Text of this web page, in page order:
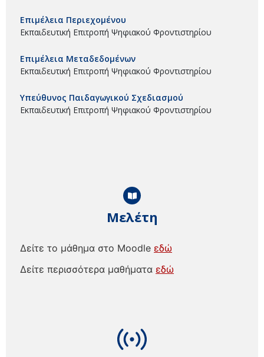
Μελέτη
Δείτε το μάθημα στο Moodle εδώ
Δείτε περισσότερα μαθήματα εδώ
Επιμέλεια Περιεχομένου
Εκπαιδευτική Επιτροπή Ψηφιακού Φροντιστηρίου
Επιμέλεια Μεταδεδομένων
Εκπαιδευτική Επιτροπή Ψηφιακού Φροντιστηρίου
Υπεύθυνος Παιδαγωγικού Σχεδιασμού
Εκπαιδευτική Επιτροπή Ψηφιακού Φροντιστηρίου